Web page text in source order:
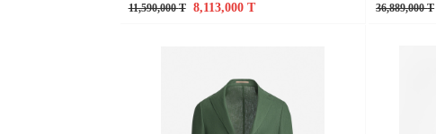
11,590,000T 8,113,000 T 36,889,000T